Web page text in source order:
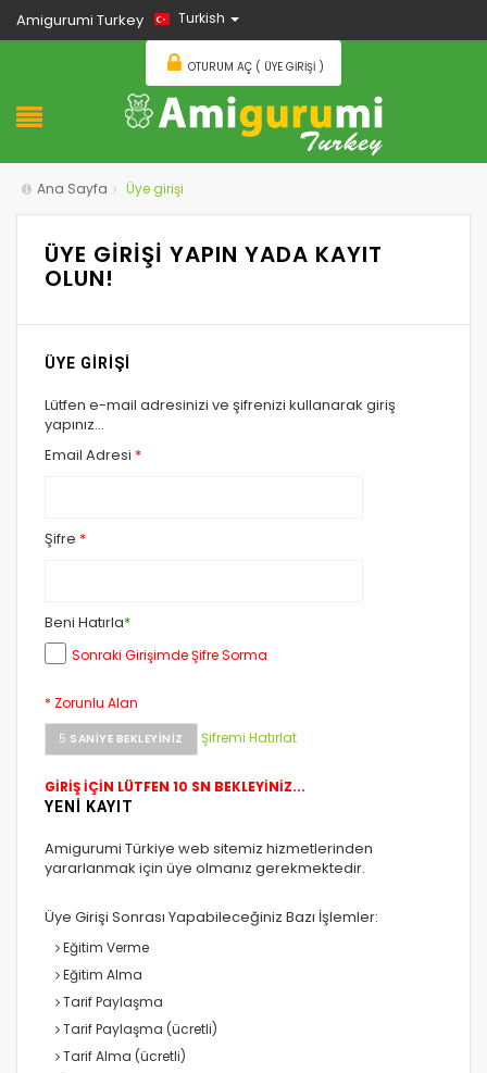
Amigurumi Turkey Turkish
OTURUM AÇ ( ÜYE GIRIŞI )
Ana Sayfa Üye girişi
ÜYE GİRİŞİ YAPIN YADA KAYIT
OLUN!
ÜYE GİRİŞİ
Lütfen e-mail adresinizi ve şifrenizi kullanarak giriş
yapınız...
Email Adresi *
Şifre *
Beni Hatırla*
Sonraki Girişimde Şifre Sorma
* Zorunlu Alan
5 SANIYE BEKLEYINIZ Şifremi Hatırlat
GİRİŞ İÇİN LÜTFEN 10 SN BEKLEYİNİZ...
YENİ KAYIT
Amigurumi Türkiye web sitemiz hizmetlerinden
yararlanmak için üye olmanız gerekmektedir.
Üye Girişi Sonrası Yapabileceğiniz Bazı İşlemler:
Eğitim Verme
Eğitim Alma
Tarif Paylaşma
Tarif Paylaşma (ücretli)
Tarif Alma (ücretli)